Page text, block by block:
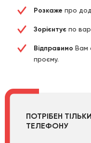
Розкаже про
Зорієнтує по
Відправимо Вам
проєму.
ПОТРІБЕН
ТЕЛЕФОНУ